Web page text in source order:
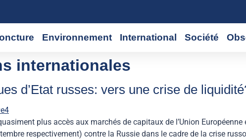
Environnement International Société
internationales
d’Etat russes: vers une crise de
plus accès aux marchés de capitaux de l’Union
respectivement) contre la Russie dans le cadre de la crise